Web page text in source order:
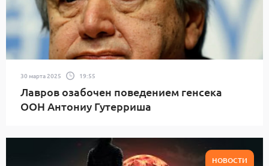
30 марта 2025 19:55
Лавров озабочен поведением генсека
ООН Антониу Гутерриша
НОВОСТИ